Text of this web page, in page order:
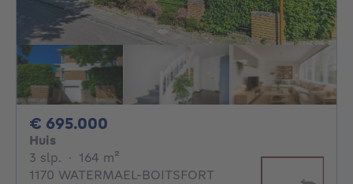
€ 695.000
Huis
3 slp. 3 slaapkamers
· 164 m²
1170 WATERMAEL-BOITSFORT